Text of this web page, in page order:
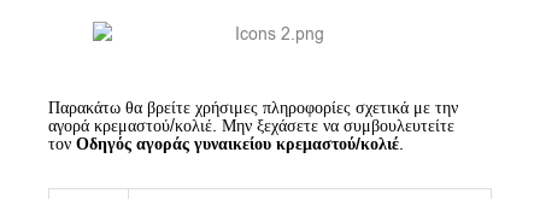
Παρακάτω θα βρείτε χρήσιμες πληροφορίες σχετικά με την
αγορά κρεμαστού/κολιέ. Μην ξεχάσετε να συμβουλευτείτε
τον Οδηγός αγοράς γυναικείου κρεμαστού/κολιέ.